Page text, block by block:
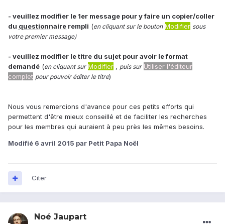
- veuillez modifier le 1er message pour y faire un copier/coller
du questionnaire rempli (en cliquant sur le bouton Modifier sous
votre premier message)
- veuillez modifier le titre du sujet pour avoir le format
demandé (en cliquant sur Modifier , puis sur Utiliser l'éditeur
complet pour pouvoir éditer le titre)
Nous vous remercions d'avance pour ces petits efforts qui
permettent d'être mieux conseillé et de faciliter les recherches
pour les membres qui auraient à peu près les mêmes besoins.
Modifié 6 avril 2015 par Petit Papa Noël
Citer
Noé Jaupart